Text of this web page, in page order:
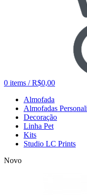
0 items / R$0,00
Almofada
Almofadas
Decoração
Linha Pet
Kits
Studio LC Prints
Novo